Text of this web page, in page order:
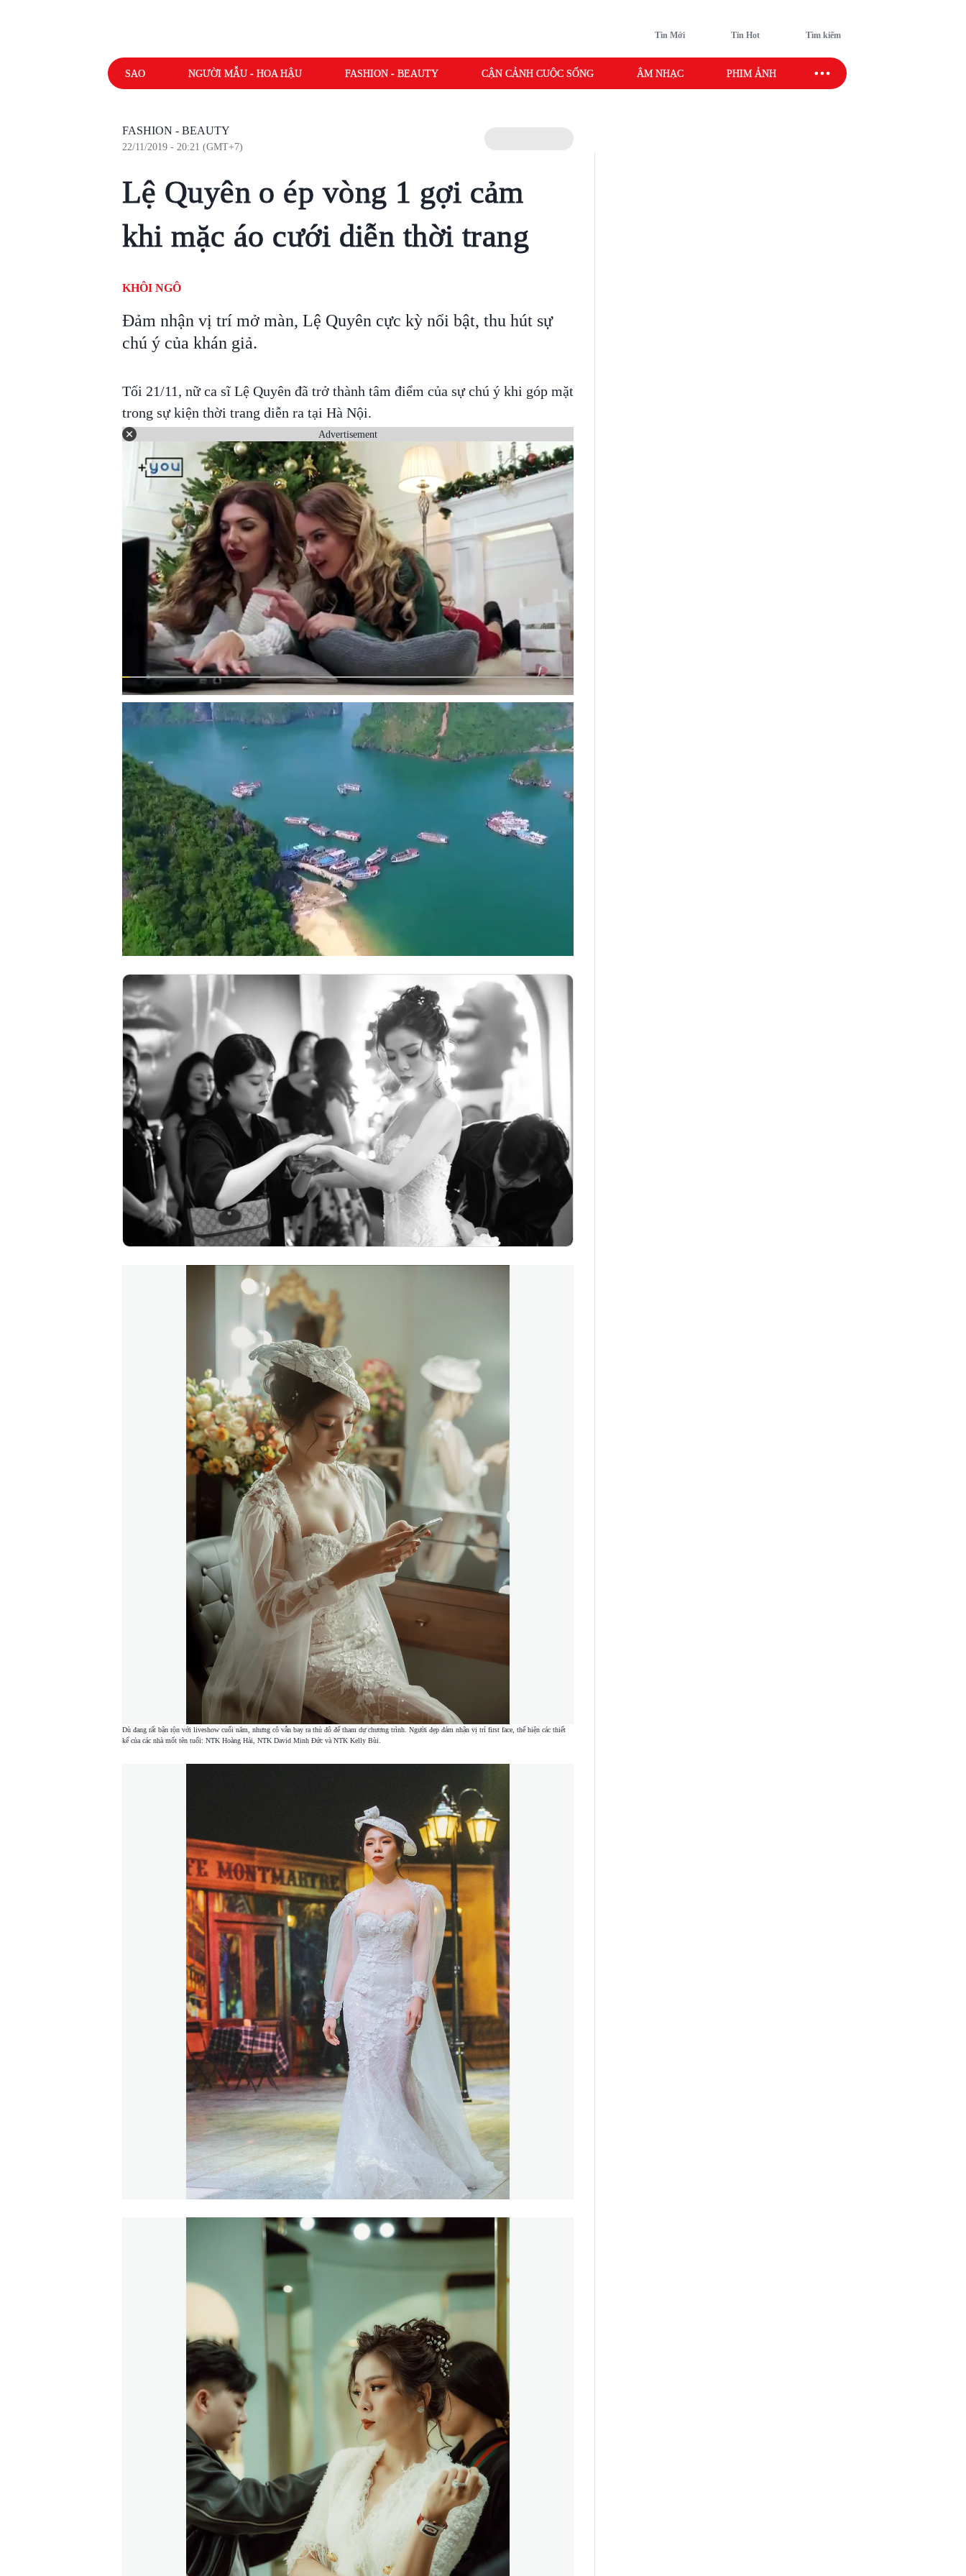
Tin Mới Tin Hot Tìm kiếm
SAO NGƯỜI MẪU - HOA HẬU FASHION - BEAUTY CẬN CẢNH CUỘC SỐNG ÂM NHẠC PHIM ẢNH SAO SPORT
FASHION - BEAUTY
22/11/2019 - 20:21 (GMT+7)
Lệ Quyên o ép vòng 1 gợi cảm
khi mặc áo cưới diễn thời trang
KHÔI NGÔ
Đảm nhận vị trí mở màn, Lệ Quyên cực kỳ nổi bật, thu hút sự
chú ý của khán giả.
Tối 21/11, nữ ca sĩ Lệ Quyên đã trở thành tâm điểm của sự chú ý khi góp mặt
trong sự kiện thời trang diễn ra tại Hà Nội.
Advertisement
Dù đang rất bận rộn với liveshow cuối năm, nhưng cô vẫn bay ra thủ đô để tham dự chương trình. Người đẹp đảm nhận vị trí first face, thể hiện các thiết
kế của các nhà mốt tên tuổi: NTK Hoàng Hải, NTK David Minh Đức và NTK Kelly Bùi.